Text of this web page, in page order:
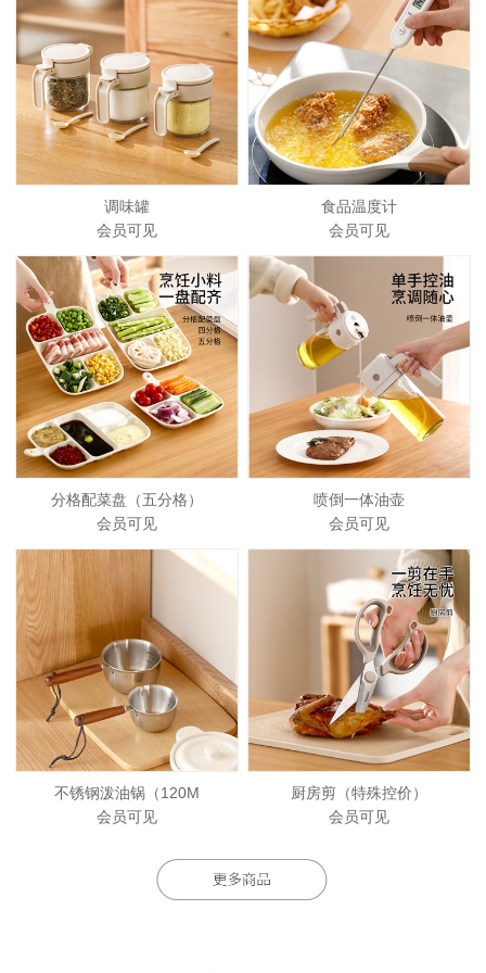
调味罐
会员可见
食品温度计
会员可见
分格配菜盘（五分格）
会员可见
喷倒一体油壶
会员可见
不锈钢泼油锅（120M
会员可见
厨房剪（特殊控价）
会员可见